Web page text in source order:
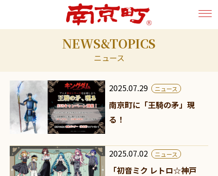
NEWS&TOPICS
ニュース
2025.07.29 ニュース
南京町に「王騎の矛」現
る！
2025.07.02 ニュース
「初音ミク レトロ☆神戸